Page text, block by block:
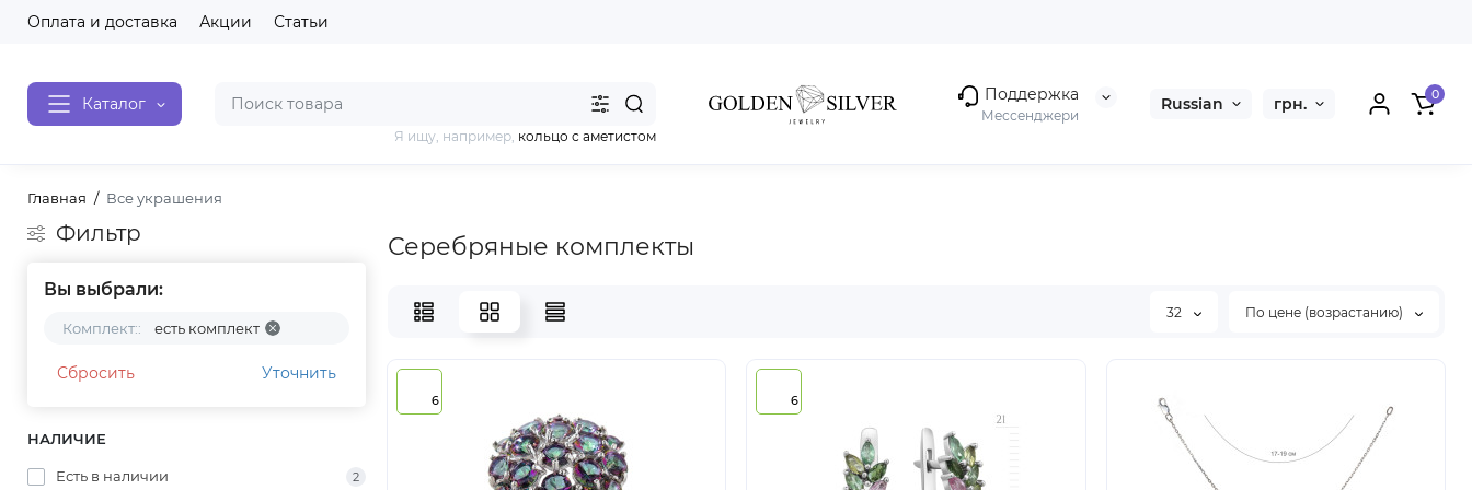
Оплата и доставка Акции Статьи
Каталог Поддержка
Мессенджери
Я ищу, например, кольцо с аметистом
Russian грн. 0
Главная Все украшения
Фильтр
Вы выбрали:
Комплект:: есть комплект
Сбросить Уточнить
НАЛИЧИЕ
Есть в наличии 2
Серебряные комплекты
32 По цене (возрастанию)
6 6